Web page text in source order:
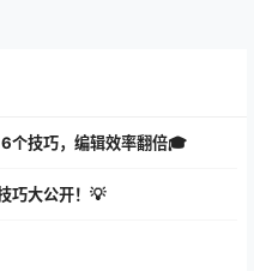
个技巧，编辑效率翻倍🎓
巧大公开！💡